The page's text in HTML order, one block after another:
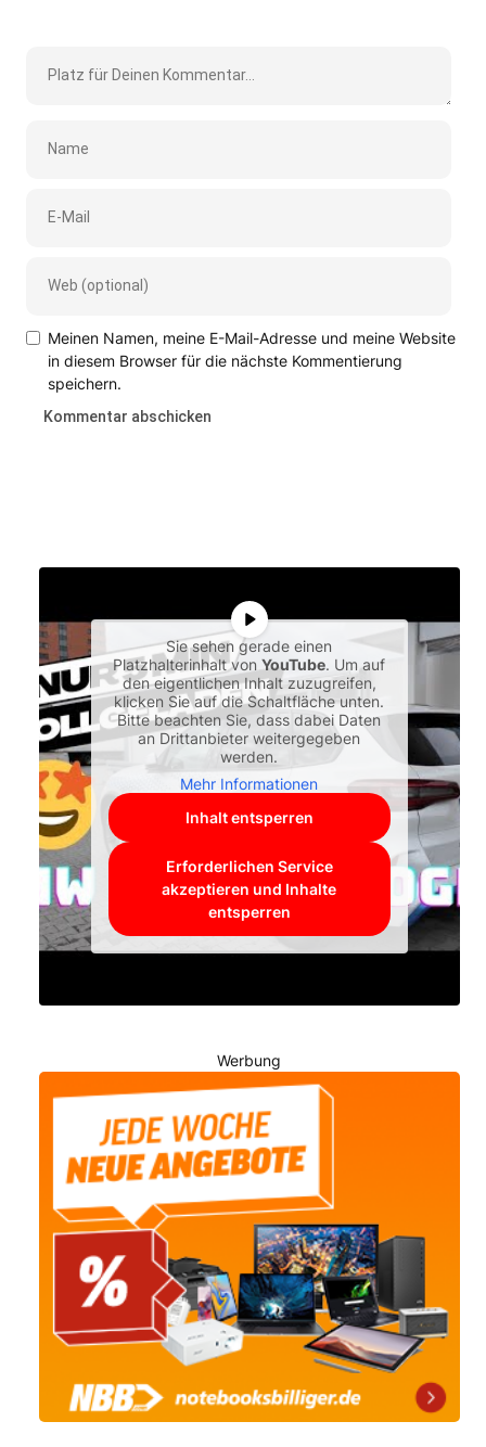
Meinen Namen, meine E-Mail-Adresse und meine Website
in diesem Browser für die nächste Kommentierung
speichern.
Sie sehen gerade einen
Platzhalterinhalt vonYouTube. Um auf
den eigentlichen Inhalt zuzugreifen,
klicken Sie auf die Schaltfläche unten.
Bitte beachten Sie, dass dabei Daten
an Drittanbieter weitergegeben
werden.
Mehr Informationen
Inhalt entsperren
Erforderlichen Service
akzeptieren und Inhalte
entsperren
Werbung